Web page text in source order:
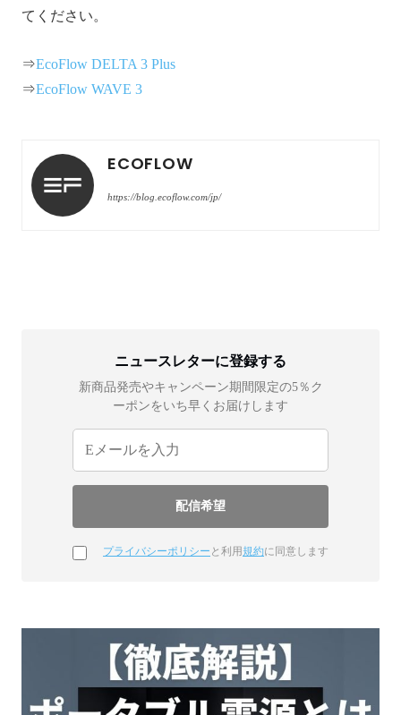
てください。
⇒EcoFlow DELTA 3 Plus
⇒EcoFlow WAVE 3
ECOFLOW
https://blog.ecoflow.com/jp/
ニュースレターに登録する
新商品発売やキャンペーン期間限定の5％ク
ーポンをいち早くお届けします
プライバシーポリシー と利用規約に同意します